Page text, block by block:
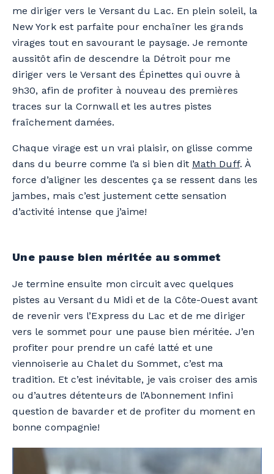
me diriger vers le Versant du Lac. En plein soleil, la
New York est parfaite pour enchaîner les grands
virages tout en savourant le paysage. Je remonte
aussitôt afin de descendre la Détroit pour me
diriger vers le Versant des Épinettes qui ouvre à
9h30, afin de profiter à nouveau des premières
traces sur la Cornwall et les autres pistes
fraîchement damées.
Chaque virage est un vrai plaisir, on glisse comme
dans du beurre comme l’a si bien dit Math Duff. À
force d’aligner les descentes ça se ressent dans les
jambes, mais c’est justement cette sensation
d’activité intense que j’aime!
Une pause bien méritée au sommet
Je termine ensuite mon circuit avec quelques
pistes au Versant du Midi et de la Côte-Ouest avant
de revenir vers l’Express du Lac et de mediriger
vers le sommet pour une pause bien méritée. J’en
profiter pour prendre un café latté et une
viennoiserieau Chalet du Sommet, c’est ma
tradition. Et c’est inévitable, je vais croiser des amis
ou d’autres détenteurs de l’Abonnement Infini
question de bavarder et de profiter du momenten
bonne compagnie!